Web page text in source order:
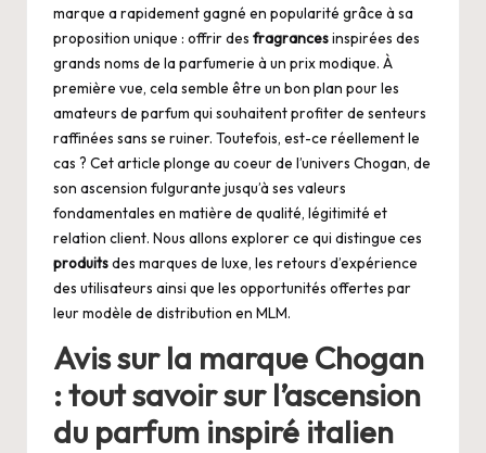
marque a rapidement gagné en popularité grâce à sa
proposition unique : offrir des fragrancesinspirées des
grands noms de la parfumerie à un prix modique. À
première vue, cela semble être un bon plan pour les
amateurs de parfum qui souhaitent profiter de senteurs
raffinées sans se ruiner. Toutefois, est-ce réellement le
cas ? Cet article plonge au coeur de l’univers Chogan, de
son ascension fulgurante jusqu’à ses valeurs
fondamentales en matière de qualité, légitimité et
relation client. Nous allons explorer ce qui distingue ces
produitsdes marques de luxe, les retours d’expérience
des utilisateurs ainsi que les opportunités offertes par
leur modèle de distribution en MLM.
Avis sur la marque Chogan
: tout savoir sur l’ascension
du parfum inspiré italien